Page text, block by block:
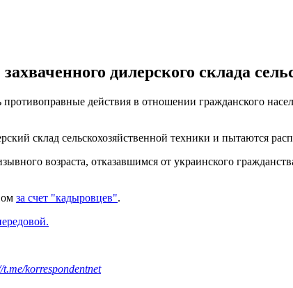
дилерского склада
действия в отношении гражданского
склад сельскохозяйственной техники и пытаются
возраста, отказавшимся от украинского
за счет "кадыровцев".
t.me/korrespondentnet